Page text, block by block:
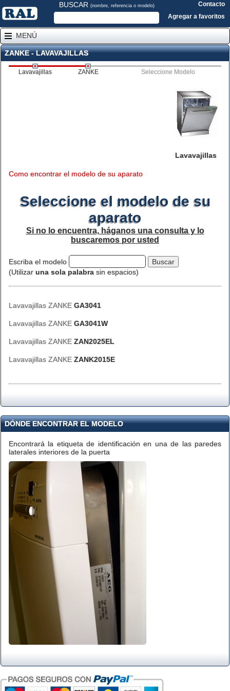
BUSCAR (nombre, referencia o modelo)
Contacto
Agregar a favoritos
MENÚ
ZANKE - LAVAVAJILLAS
Lavavajillas ZANKE Seleccione Modelo
Lavavajillas
Como encontrar el modelo de su aparato
Seleccione el modelo de su
aparato
Si no lo encuentra, háganos una consulta y lo
buscaremos por usted
Escriba el modelo
(Utilizar una sola palabra sin espacios)
Lavavajillas ZANKE GA3041
Lavavajillas ZANKE GA3041W
Lavavajillas ZANKE ZAN2025EL
Lavavajillas ZANKE ZANK2015E
DÓNDE ENCONTRAR EL MODELO
Encontrará la etiqueta de identificación en una de las paredes
laterales interiores de la puerta